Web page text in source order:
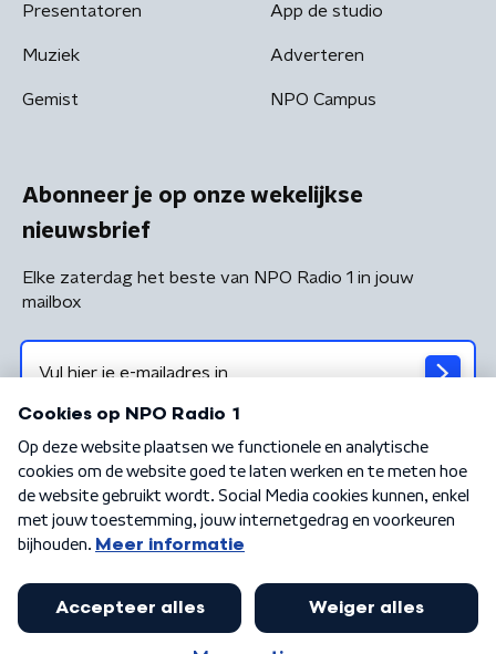
Presentatoren
Muziek
Gemist
App de studio
Adverteren
NPO Campus
Abonneer je op onze wekelijkse
nieuwsbrief
Elke zaterdag het beste van NPO Radio 1 in jouw
mailbox
Algemene voorwaarden